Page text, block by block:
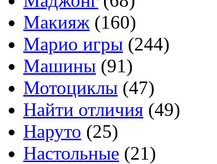
Макияж (160)
Марио игры (244)
Машины (91)
Мотоциклы (47)
Найти отличия (49)
Наруто (25)
Настольные (21)